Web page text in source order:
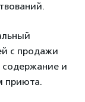
с продажи
содержание и
приюта.